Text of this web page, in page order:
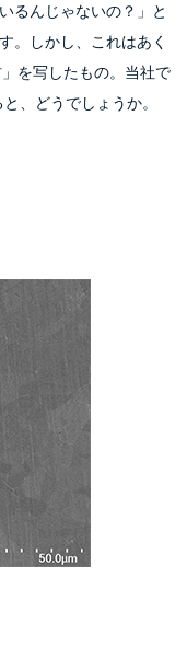
るんじゃないの？」と
。しかし、これはあく
を写したもの。 当社で
、どうでしょうか。